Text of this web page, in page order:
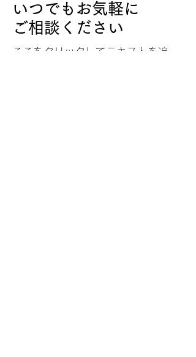
いつでもお気軽に
ご相談ください
ここをクリックしてテキストを追